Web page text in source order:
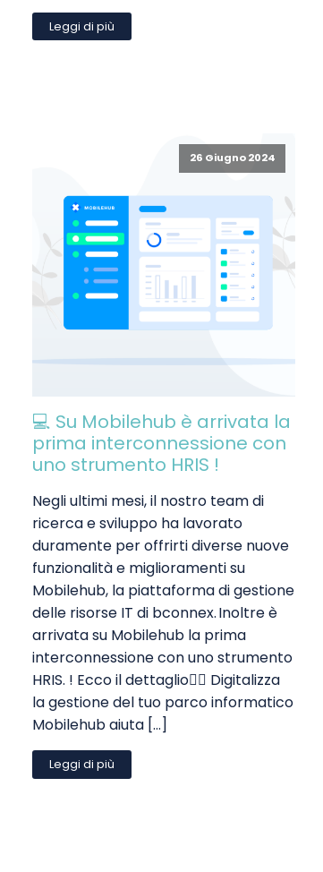
Leggi di più
26 Giugno 2024
💻 Su Mobilehub è arrivata la
prima interconnessione con
uno strumento HRIS !
Negli ultimi mesi, il nostro team di
ricerca e sviluppo ha lavorato
duramente per offrirti diverse nuove
funzionalità e miglioramenti su
Mobilehub, la piattaforma di gestione
delle risorse IT di bconnex. Inoltre è
arrivata su Mobilehub la prima
interconnessione con uno strumento
HRIS. ! Ecco il dettaglio👇🏻 Digitalizza
la gestione del tuo parco informatico
Mobilehub aiuta […]
Leggi di più